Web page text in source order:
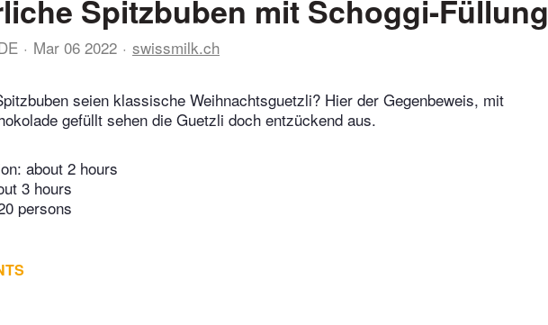
Spitzbuben mit Schoggi-Füllung
Mar 06 2022 swissmilk.ch
seien klassische Weihnachtsguetzli? Hier der Gegenbeweis, mit
gefüllt sehen die Guetzli doch entzückend aus.
about 2 hours
3 hours
persons